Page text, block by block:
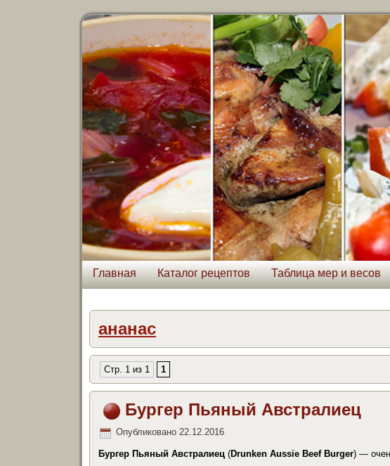
Главная Каталог рецептов Таблица мер и весов
ананас
Стр. 1 из 1 1
Бургер Пьяный Австралиец
Опубликовано 22.12.2016
Бургер Пьяный Австралиец (Drunken Aussie Beef Burger) —